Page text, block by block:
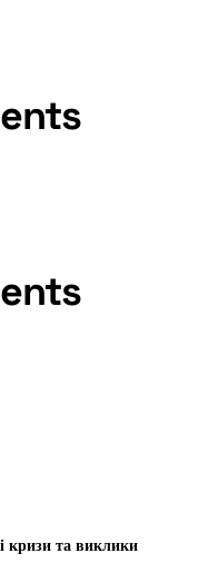
кризи та виклики